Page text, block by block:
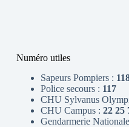
Numéro utiles
Sapeurs Pompiers :
Police secours : 117
CHU Sylvanus
CHU Campus : 22 25
Gendarmerie